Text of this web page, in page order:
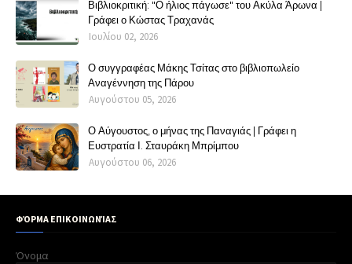
Βιβλιοκριτική: "Ο ήλιος πάγωσε" του Ακύλα Άρωνα |
Γράφει ο Κώστας Τραχανάς
Ιουλίου 02, 2026
Ο συγγραφέας Μάκης Τσίτας στο βιβλιοπωλείο
Αναγέννηση της Πάρου
Αυγούστου 05, 2026
Ο Αύγουστος, ο μήνας της Παναγιάς | Γράφει η
Ευστρατία Ι. Σταυράκη Μπρίμπου
Αυγούστου 06, 2026
ΦΌΡΜΑ ΕΠΙΚΟΙΝΩΝΊΑΣ
Όνομα